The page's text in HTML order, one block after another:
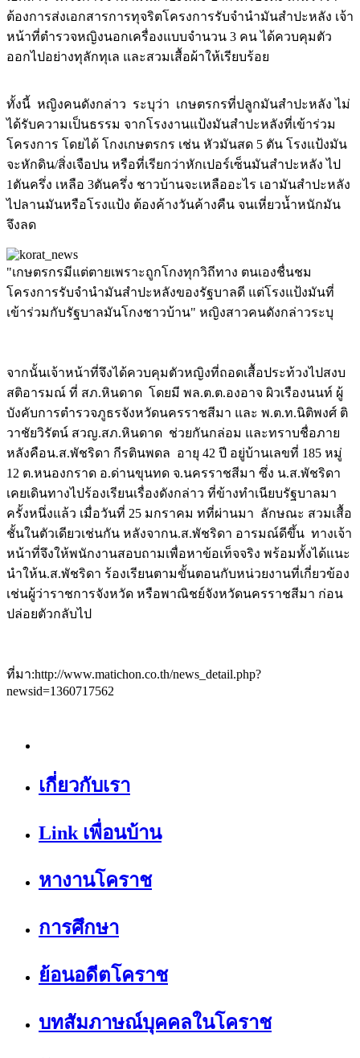
ต้องการส่งเอกสารการทุจริตโครงการรับจำนำมันสำปะหลัง เจ้า
หน้าที่ตำรวจหญิงนอกเครื่องแบบจำนวน 3 คน ได้ควบคุมตัว
ออกไปอย่างทุลักทุเล และสวมเสื้อผ้าให้เรียบร้อย
ทั้งนี้ หญิงคนดังกล่าว ระบุว่า เกษตรกรที่ปลูกมันสำปะหลัง ไม่
ได้รับความเป็นธรรม จากโรงงานแป้งมันสำปะหลังที่เข้าร่วม
โครงการ โดยได้ โกงเกษตรกร เช่น หัวมันสด 5 ตัน โรงแป้งมัน
จะหักดิน/สิ่งเจือปน หรือที่เรียกว่าหักเปอร์เซ็นมันสำปะหลัง ไป
1ตันครึ่ง เหลือ 3ตันครึ่ง ชาวบ้านจะเหลืออะไร เอามันสำปะหลัง
ไปลานมันหรือโรงแป้ง ต้องค้างวันค้างคืน จนเหี่ยวน้ำหนักมัน
จึงลด
"เกษตรกรมีแต่ตายเพราะถูกโกงทุกวิถีทาง ตนเองชื่นชม
โครงการรับจำนำมันสำปะหลังของรัฐบาลดี แต่โรงแป้งมันที่
เข้าร่วมกับรัฐบาลมันโกงชาวบ้าน" หญิงสาวคนดังกล่าวระบุ
จากนั้นเจ้าหน้าที่จึงได้ควบคุมตัวหญิงที่ถอดเสื้อประท้วงไปสงบ
สติอารมณ์ ที่ สภ.หินดาด โดยมี พล.ต.ต.องอาจ ผิวเรืองนนท์ ผู้
บังคับการตำรวจภูธรจังหวัดนครราชสีมา และ พ.ต.ท.นิติพงศ์ ติ
วาชัยวิรัตน์ สวญ.สภ.หินดาด ช่วยกันกล่อม และทราบชื่อภาย
หลังคือน.ส.พัชริดา กีรตินพดล อายุ 42 ปี อยู่บ้านเลขที่ 185 หมู่
12 ต.หนองกราด อ.ด่านขุนทด จ.นครราชสีมา ซึ่ง น.ส.พัชริดา
เคยเดินทางไปร้องเรียนเรื่องดังกล่าว ที่ข้างทำเนียบรัฐบาลมา
ครั้งหนึ่งแล้ว เมื่อวันที่ 25 มกราคม ทที่ผ่านมา ลักษณะ สวมเสื้อ
ชั้นในตัวเดียวเช่นกัน หลังจากน.ส.พัชริดา อารมณ์ดีขึ้น ทางเจ้า
หน้าที่จึงให้พนักงานสอบถามเพื่อหาข้อเท็จจริง พร้อมทั้งได้แนะ
นำให้น.ส.พัชริดา ร้องเรียนตามขั้นตอนกับหน่วยงานที่เกี่ยวข้อง
เช่นผู้ว่าราชการจังหวัด หรือพาณิชย์จังหวัดนครราชสีมา ก่อน
ปล่อยตัวกลับไป
ที่มา:http://www.matichon.co.th/news_detail.php?
newsid=1360717562
เกี่ยวกับเรา
Link เพื่อนบ้าน
หางานโคราช
การศึกษา
ย้อนอดีตโคราช
บทสัมภาษณ์บุคคลในโคราช